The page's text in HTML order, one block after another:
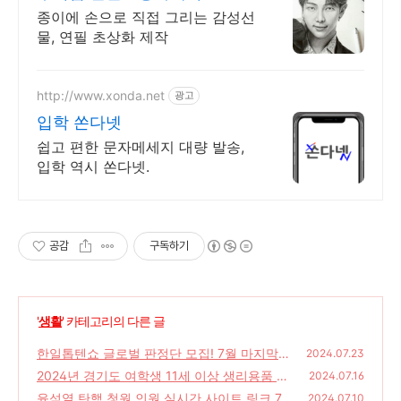
종이에 손으로 직접 그리는 감성선
물, 연필 초상화 제작
http://www.xonda.net 광고
입학 쏜다넷
쉽고 편한 문자메세지 대량 발송,
입학 역시 쏜다넷.
공감 구독하기
'생활' 카테고리의 다른 글
한일톱텐쇼 글로벌 판정단 모집! 7월 마지막
주 트롯 팬이라면 놓칠 수 없는 기회
(0)
2024.07.23
2024년 경기도 여학생 11세 이상 생리용품 지
원 대리신청 직접신청 방법 및 지역별 경기 화
2024.07.16
윤석열 탄핵 청원 인원 실시간 사이트 링크 7 2024.07.10